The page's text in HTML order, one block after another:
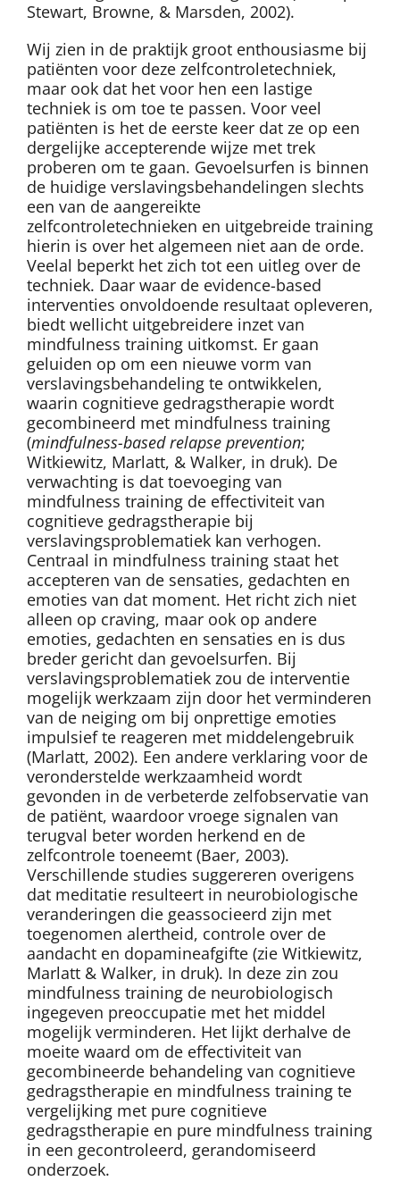
Stewart, Browne, & Marsden, 2002).
Wij zien in de praktijk groot enthousiasme bij
patiënten voor deze zelfcontroletechniek,
maar ook dat het voor hen een lastige
techniek is om toe te passen. Voor veel
patiënten is het de eerste keer dat ze op een
dergelijke accepterende wijze met trek
proberen om te gaan. Gevoelsurfen is binnen
de huidige verslavingsbehandelingen slechts
een van de aangereikte
zelfcontroletechnieken en uitgebreide training
hierin is over het algemeen niet aan de orde.
Veelal beperkt het zich tot een uitleg over de
techniek. Daar waar de evidence-based
interventies onvoldoende resultaat opleveren,
biedt wellicht uitgebreidere inzet van
mindfulness training uitkomst. Er gaan
geluiden op om een nieuwe vorm van
verslavingsbehandeling te ontwikkelen,
waarin cognitieve gedragstherapie wordt
gecombineerd met mindfulness training
(mindfulness-based relapse prevention;
Witkiewitz, Marlatt, & Walker, in druk). De
verwachting is dat toevoeging van
mindfulness training de effectiviteit van
cognitieve gedragstherapie bij
verslavingsproblematiek kan verhogen.
Centraal in mindfulness training staat het
accepteren van de sensaties, gedachten en
emoties van dat moment. Het richt zich niet
alleen op craving, maar ook op andere
emoties, gedachten en sensaties en is dus
breder gericht dan gevoelsurfen. Bij
verslavingsproblematiek zou de interventie
mogelijk werkzaam zijn door het verminderen
van de neiging om bij onprettige emoties
impulsief te reageren met middelengebruik
(Marlatt, 2002). Een andere verklaring voor de
veronderstelde werkzaamheid wordt
gevonden in de verbeterde zelfobservatie van
de patiënt, waardoor vroege signalen van
terugval beter worden herkend en de
zelfcontrole toeneemt (Baer, 2003).
Verschillende studies suggereren overigens
dat meditatie resulteert in neurobiologische
veranderingen die geassocieerd zijn met
toegenomen alertheid, controle over de
aandacht en dopamineafgifte (zie Witkiewitz,
Marlatt & Walker, in druk). In deze zin zou
mindfulness training de neurobiologisch
ingegeven preoccupatie met het middel
mogelijk verminderen. Het lijkt derhalve de
moeite waard om de effectiviteit van
gecombineerde behandeling van cognitieve
gedragstherapie en mindfulness training te
vergelijking met pure cognitieve
gedragstherapie en pure mindfulness training
in een gecontroleerd, gerandomiseerd
onderzoek.